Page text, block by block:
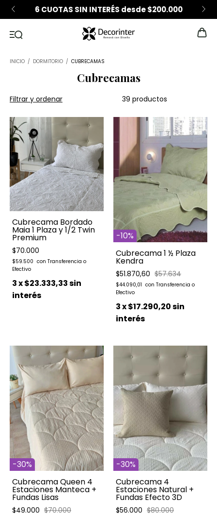
6 CUOTAS SIN INTERÉS desde $200.000
INICIO / DORMITORIO / CUBRECAMAS
Cubrecamas
Filtrar y ordenar 39 productos
Cubrecama Bordado
Maia 1 Plaza y 1/2 Twin
Premium
$70.000
$59.500
3x$23.333,33sin
interés
-10%
Cubrecama 1 ½ Plaza
Kendra
$51.870,60 $57.634
$44.090,01
3x$17.290,20sin
interés
-30%
Cubrecama Queen 4
Estaciones Manteca +
Fundas Lisas
$49.000 $70.000
-30%
Cubrecama 4
Estaciones Natural +
Fundas Efecto 3D
$56.000 $80.000